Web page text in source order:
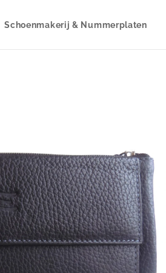
Schoenmakerij & Nummerplaten